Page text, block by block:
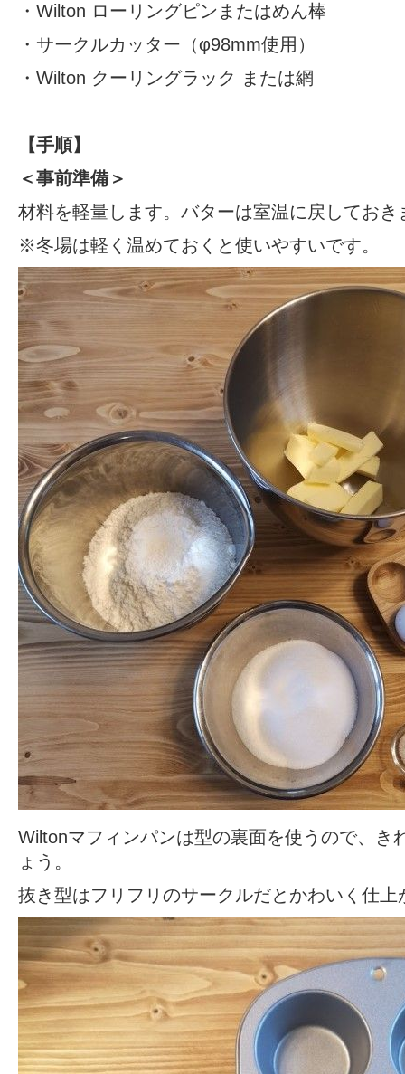
・ Wilton ローリングピン またはめん棒
・サークルカッター（φ98mm使用）
・ Wilton クーリングラック または網
【手順】
＜事前準備＞
材料を軽量します。バターは室温に戻しておき
※冬場は軽く温めておくと使いやすいです。
Wiltonマフィンパンは型の裏面を使うので、き
ょう。
抜き型はフリフリのサークルだとかわいく仕上